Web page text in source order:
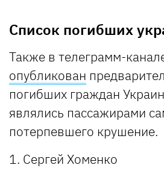
Список погибших
Также в телеграмм-
опубликован
погибших граждан
являлись пассажирами
потерпевшего крушение.
1. Сергей Хоменко